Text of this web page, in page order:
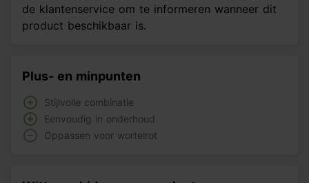
de klantenservice om te informeren wanneer dit
product beschikbaar is.
Plus- en minpunten
Stijlvolle combinatie
Eenvoudig in onderhoud
Oppassen voor wortelrot